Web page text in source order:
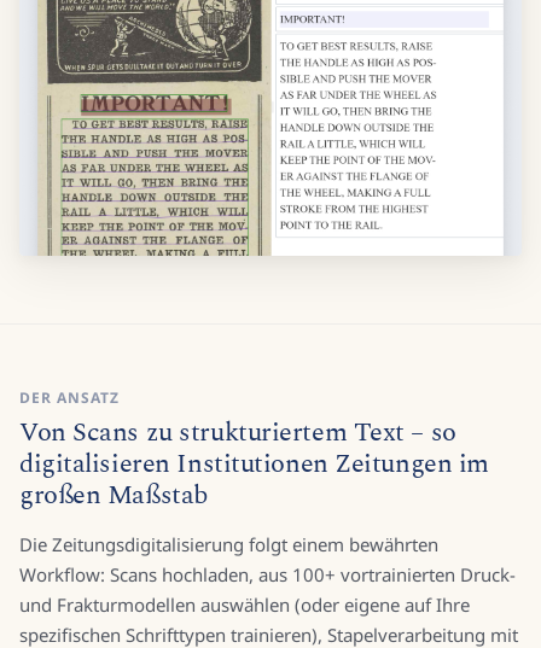
DER ANSATZ
Von Scans zu strukturiertem Text – so
digitalisieren Institutionen Zeitungen im
großen Maßstab
Die Zeitungsdigitalisierung folgt einem bewährten
Workflow: Scans hochladen, aus 100+ vortrainierten Druck-
und Frakturmodellen auswählen (oder eigene auf Ihre
spezifischen Schrifttypen trainieren), Stapelverarbeitung mit